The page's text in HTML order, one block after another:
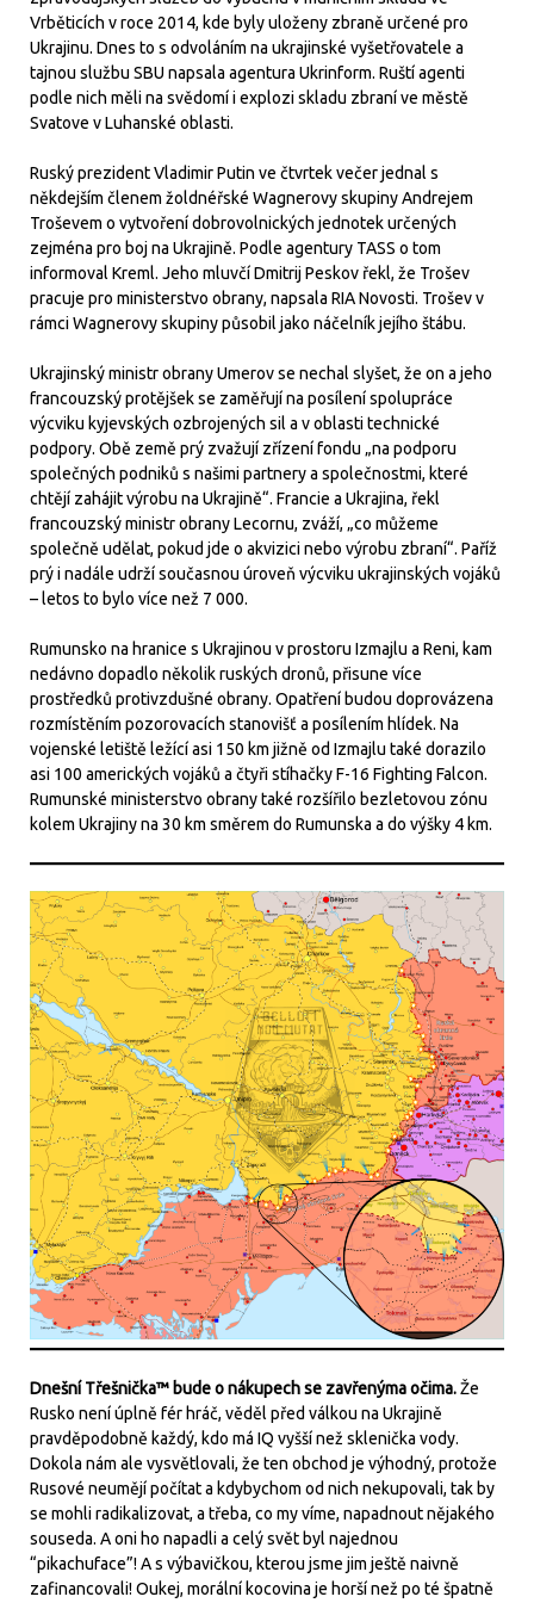
Vrběticích v roce 2014, kde byly uloženy zbraně určené pro
Ukrajinu. Dnes to s odvoláním na ukrajinské vyšetřovatele a
tajnou službu SBU napsala agentura Ukrinform. Ruští agenti
podle nich měli na svědomí i explozi skladu zbraní ve městě
Svatove v Luhanské oblasti.
Ruský prezident Vladimir Putin ve čtvrtek večer jednal s
někdejším členem žoldnéřské Wagnerovy skupiny Andrejem
Troševem o vytvoření dobrovolnických jednotek určených
zejména pro boj na Ukrajině. Podle agentury TASS o tom
informoval Kreml. Jeho mluvčí Dmitrij Peskov řekl, že Trošev
pracuje pro ministerstvo obrany, napsala RIA Novosti. Trošev v
rámci Wagnerovy skupiny působil jako náčelník jejího štábu.
Ukrajinský ministr obrany Umerov se nechal slyšet, že on a jeho
francouzský protějšek se zaměřují na posílení spolupráce
výcviku kyjevských ozbrojených sil a v oblasti technické
podpory. Obě země prý zvažují zřízení fondu „na podporu
společných podniků s našimi partnery a společnostmi, které
chtějí zahájit výrobu na Ukrajině“. Francie a Ukrajina, řekl
francouzský ministr obrany Lecornu, zváží, „co můžeme
společně udělat, pokud jde o akvizici nebo výrobu zbraní“. Paříž
prý i nadále udrží současnou úroveň výcviku ukrajinských vojáků
– letos to bylo více než 7 000.
Rumunsko na hranice s Ukrajinou v prostoru Izmajlu a Reni, kam
nedávno dopadlo několik ruských dronů, přisune více
prostředků protivzdušné obrany. Opatření budou doprovázena
rozmístěním pozorovacích stanovišť a posílením hlídek. Na
vojenské letiště ležící asi 150 km jižně od Izmajlu také dorazilo
asi 100 amerických vojáků a čtyři stíhačky F-16 Fighting Falcon.
Rumunské ministerstvo obrany také rozšířilo bezletovou zónu
kolem Ukrajiny na 30 km směrem do Rumunska a do výšky 4 km.
Dnešní Třešnička™ bude o nákupech se zavřenýma očima.Že
Rusko není úplně fér hráč, věděl před válkou na Ukrajině
pravděpodobně každý, kdo má IQ vyšší než sklenička vody.
Dokola nám ale vysvětlovali, že ten obchod je výhodný, protože
Rusové neumějí počítat a kdybychom od nich nekupovali, tak by
se mohli radikalizovat, a třeba, co my víme, napadnout nějakého
souseda. A oni ho napadli a celý svět byl najednou
“pikachuface”! A s výbavičkou, kterou jsme jim ještě naivně
zafinancovali! Oukej, morální kocovina je horší než po té špatně